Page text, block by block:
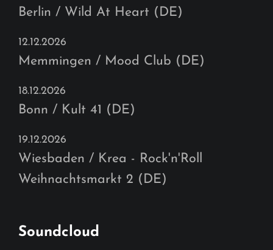
Berlin / Wild At Heart (DE)
12.12.2026
Memmingen / Mood Club (DE)
18.12.2026
Bonn / Kult 41 (DE)
19.12.2026
Wiesbaden / Krea - Rock'n'Roll
Weihnachtsmarkt 2 (DE)
Soundcloud